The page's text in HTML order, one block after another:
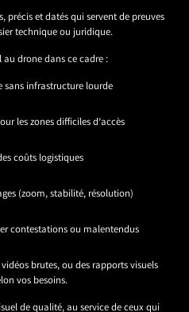
précis et datés qui servent de preuves
technique ou juridique.
drone dans ce cadre :
sans infrastructure lourde
les zones difficiles d’accès
coûts logistiques
(zoom, stabilité, résolution)
contestations ou malentendus
brutes, ou des rapports visuels
vos besoins.
de qualité, au service de ceux qui